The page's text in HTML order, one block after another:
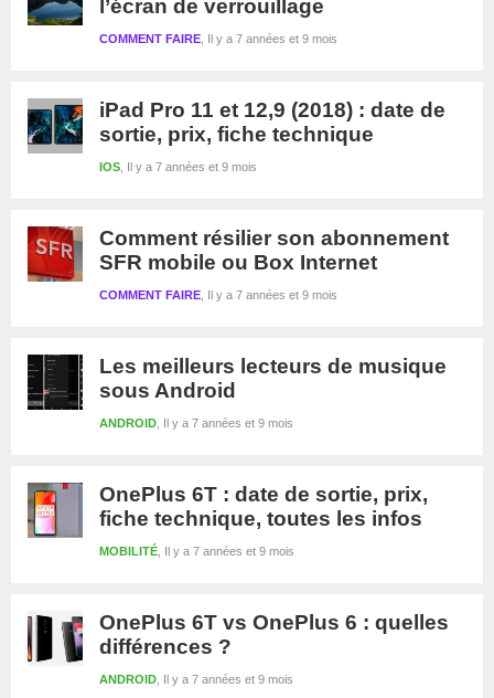
l’écran de verrouillage
Il y a 7 années et 9 mois
COMMENT FAIRE
iPad Pro 11 et 12,9 (2018) : date de
sortie, prix, fiche technique
Il y a 7 années et 9 mois
IOS
Comment résilier son abonnement
SFR mobile ou Box Internet
Il y a 7 années et 9 mois
COMMENT FAIRE
Les meilleurs lecteurs de musique
sous Android
Il y a 7 années et 9 mois
ANDROID
OnePlus 6T : date de sortie, prix,
fiche technique, toutes les infos
Il y a 7 années et 9 mois
MOBILITÉ
OnePlus 6T vs OnePlus 6 : quelles
différences ?
Il y a 7 années et 9 mois
ANDROID